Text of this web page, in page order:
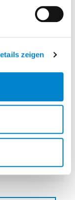
zeigen